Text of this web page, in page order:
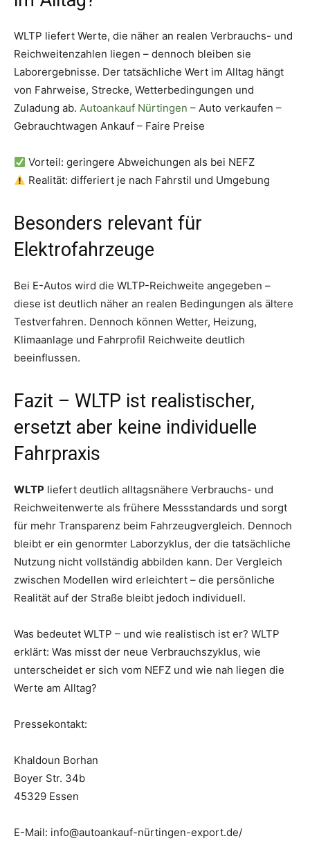
WLTP liefert Werte, die näher an realen Verbrauchs- und
Reichweitenzahlen liegen – dennoch bleiben sie
Laborergebnisse. Der tatsächliche Wert im Alltag hängt
von Fahrweise, Strecke, Wetterbedingungen und
Zuladung ab. Autoankauf Nürtingen – Auto verkaufen –
Gebrauchtwagen Ankauf – Faire Preise
Vorteil: geringere Abweichungen als bei NEFZ
Realität: differiert je nach Fahrstil und Umgebung
Besonders relevant für
Elektrofahrzeuge
Bei E-Autos wird die WLTP-Reichweite angegeben –
diese ist deutlich näher an realen Bedingungen als ältere
Testverfahren. Dennoch können Wetter, Heizung,
Klimaanlage und Fahrprofil Reichweite deutlich
beeinflussen.
Fazit – WLTP ist realistischer,
ersetzt aber keine individuelle
Fahrpraxis
WLTP liefert deutlich alltagsnähere Verbrauchs- und
Reichweitenwerte als frühere Messstandards und sorgt
für mehr Transparenz beim Fahrzeugvergleich. Dennoch
bleibt er ein genormter Laborzyklus, der die tatsächliche
Nutzung nicht vollständig abbilden kann. Der Vergleich
zwischen Modellen wird erleichtert – die persönliche
Realität auf der Straße bleibt jedoch individuell.
Was bedeutet WLTP – und wie realistisch ist er? WLTP
erklärt: Was misst der neue Verbrauchszyklus, wie
unterscheidet er sich vom NEFZ und wie nah liegen die
Werte am Alltag?
Pressekontakt:
Khaldoun Borhan
Boyer Str. 34b
45329 Essen
E-Mail: info@autoankauf-nürtingen-export.de/